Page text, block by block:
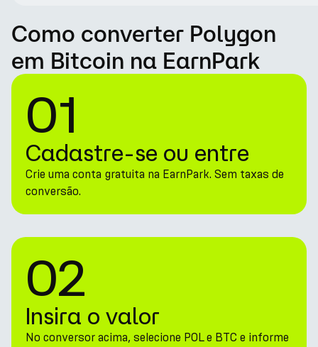
Como converter Polygon
em Bitcoin na EarnPark
01
Cadastre-se ou entre
Crie uma conta gratuita na EarnPark. Sem taxas de
conversão.
02
Insira o valor
No conversor acima, selecione POL e BTC e informe